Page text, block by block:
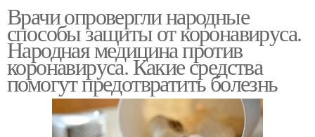
Врачи опровергли народные
способы защиты от коронавируса.
Народная медицина против
коронавируса. Какие средства
помогут предотвратить болезнь